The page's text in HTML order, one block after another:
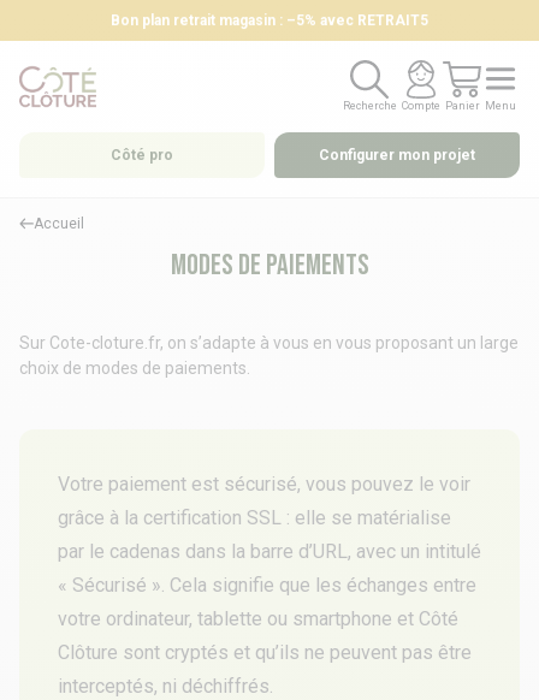
Bon plan retrait magasin : –5% avec RETRAIT5
Recherche
Recherche
Compte
Compte
Panier
Panier
Menu
Menu
Côté pro Configurer mon projet
Accueil
Modes de paiements
Sur Cote-cloture.fr, on s’adapte à vous en vous proposant un large
choix de modes de paiements.
Votre paiement est sécurisé, vous pouvez le voir
grâce à la certification SSL : elle se matérialise
par le cadenas dans la barre d’URL, avec un intitulé
« Sécurisé ». Cela signifie que les échanges entre
votre ordinateur, tablette ou smartphone et Côté
Clôture sont cryptés et qu’ils ne peuvent pas être
interceptés, ni déchiffrés.